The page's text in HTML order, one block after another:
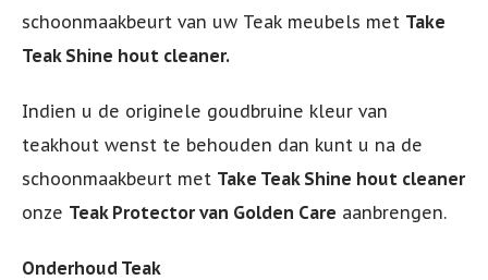
schoonmaakbeurt van uw Teak meubels met Take
Teak Shine hout cleaner.
Indien u de originele goudbruine kleur van
teakhout wenst te behouden dan kunt u na de
schoonmaakbeurt met Take Teak Shine hout cleaner
onze Teak Protector van Golden Care aanbrengen.
Onderhoud Teak